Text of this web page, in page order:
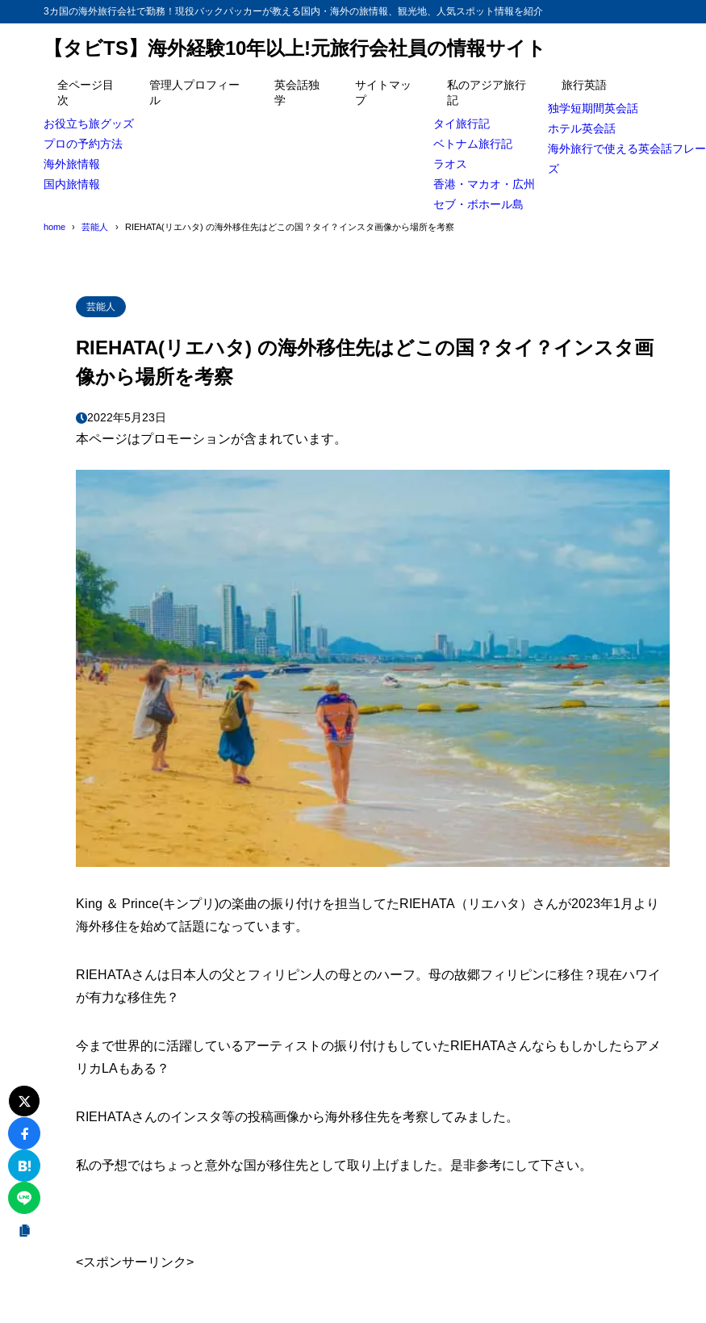
3カ国の海外旅行会社で勤務！現役バックパッカーが教える国内・海外の旅情報、観光地、人気スポット情報を紹介
【タビTS】海外経験10年以上!元旅行会社員の情報サイト
全ページ目
次
お役立ち旅グッズ
プロの予約方法
海外旅情報
国内旅情報
管理人プロフィー
ル
英会話独
学
サイトマッ
プ
私のアジア旅行
記
タイ旅行記
ベトナム旅行記
ラオス
香港・マカオ・広州
セブ・ボホール島
旅行英語
独学短期間英会話
ホテル英会話
海外旅行で使える英会話フレー
ズ
home 芸能人 RIEHATA(リエハタ) の海外移住先はどこの国？タイ？インスタ画像から場所を考察
芸能人
RIEHATA(リエハタ) の海外移住先はどこの国？タイ？インスタ画
像から場所を考察
2022年5月23日
本ページはプロモーションが含まれています。
King ＆ Prince(キンプリ)の楽曲の振り付けを担当してたRIEHATA（リエハタ）さんが2023年1月より
海外移住を始めて話題になっています。
RIEHATAさんは日本人の父とフィリピン人の母とのハーフ。母の故郷フィリピンに移住？現在ハワイ
が有力な移住先？
今まで世界的に活躍しているアーティストの振り付けもしていたRIEHATAさんならもしかしたらアメ
リカLAもある？
RIEHATAさんのインスタ等の投稿画像から海外移住先を考察してみました。
私の予想ではちょっと意外な国が移住先として取り上げました。是非参考にして下さい。
<スポンサーリンク>
目次
RIEHATA(リエハタ) の海外移住先はどこの国？ハワイが有力？
RIEHATA(リエハタ)さんの海外移住先がタイだと思う根拠
【番外編】今注目のシラチャはどんな場所？日本人街もある！
英語が話せる芸能人の関連記事